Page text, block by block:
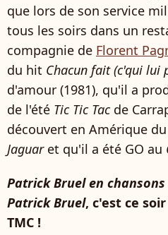
que lors de son service
tous les soirs dans un
compagnie de Florent
du hit Chacun fait (c'qui lui
d'amour (1981), qu'il a
de l'été Tic Tic Tacde
découvert en Amérique
Jaguaret qu'il a été GO au
Patrick Bruel en chansons
Patrick Bruel, c'est ce
TMC !